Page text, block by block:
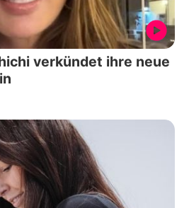
verkündet ihre neue